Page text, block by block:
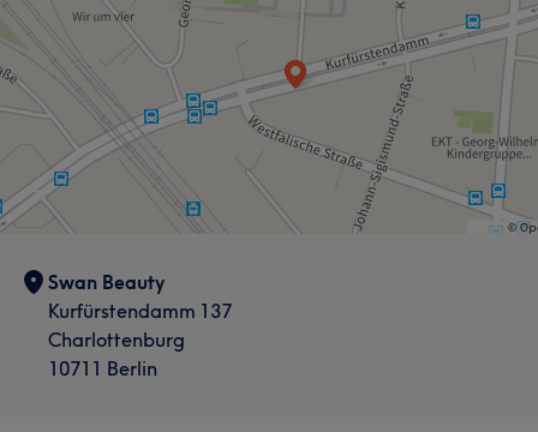
Swan Beauty
Kurfürstendamm 137
Charlottenburg
10711 Berlin